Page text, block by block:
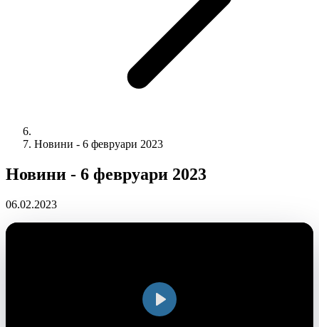
Новини - 6 февруари 2023
Новини - 6 февруари 2023
06.02.2023
Play